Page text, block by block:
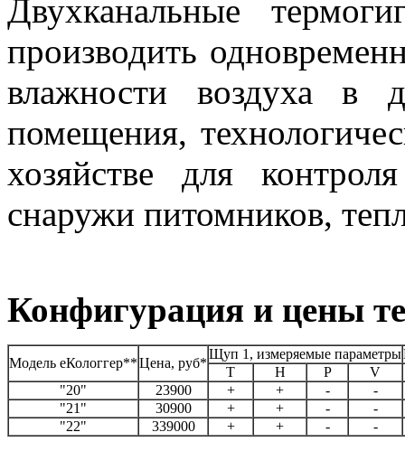
Двухканальные
производить
влажности воздуха в
помещения,
хозяйстве для
снаружи питомников,
Конфигурация и цены
Модель еКологгер**Цена, руб*
Щуп 1, измеряемые параметры
T
H P
V
"20"
23900 + + -
-
"21"
30900 + + -
-
"22"
339000 + + - -